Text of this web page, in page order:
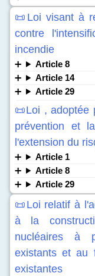
📜Loi visant à
contre
incendie
Article 8
Article 14
Article 29
📜Loi , adoptée
prévention et
l'extension du
Article 1
Article 8
Article 29
📜Loi relatif à
à la
nucléaires à
existants et au
existantes